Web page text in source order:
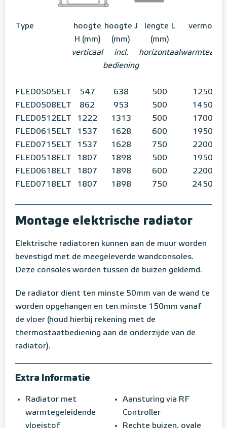
Type
hoogte
H (mm)
hoogte J
(mm)
lengte L
(mm)
vermogen
verticaal
incl.
bediening
horizontaal
FLED0505ELT 547 638 500
1250 W
FLED0508ELT
862 953 500
1450 W
FLED0512ELT
1222 1313 500
1700 W
FLED0615ELT
1537 1628 600
1950 W
FLED0715ELT
1537 1628 750
2200 W
FLED0518ELT
1807 1898 500
1950 W
FLED0618ELT
1807 1898 600
2200 W
FLED0718ELT
1807 1898 750 2450 W
Montage elektrische radiator
Elektrische radiatoren kunnen aan de muur worden
bevestigd met de meegeleverde wandconsoles.
Deze consoles worden tussen de buizen geklemd.
De radiator dient ten minste 50mm van de wand te
worden opgehangen en ten minste 150mm vanaf
de vloer (houd hierbij rekening met de
thermostaatbediening aan de onderzijde van de
radiator).
Extra Informatie
Radiator met
warmtegeleidende
vloeistof
Aansturing via RF
Controller
Rechte buizen, ovale